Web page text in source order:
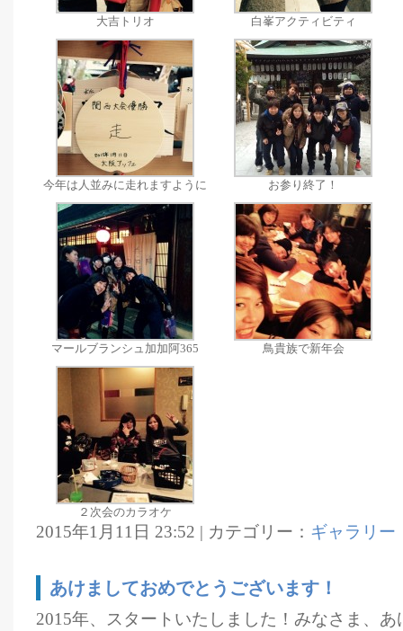
大吉トリオ 白峯アクティビティ
今年は人並みに走れますように お参り終了！
マールブランシュ加加阿365 鳥貴族で新年会
２次会のカラオケ
2015年1月11日 23:52 | カテゴリー： ギャラリー
あけましておめでとうございます！
2015年、スタートいたしました！みなさま、